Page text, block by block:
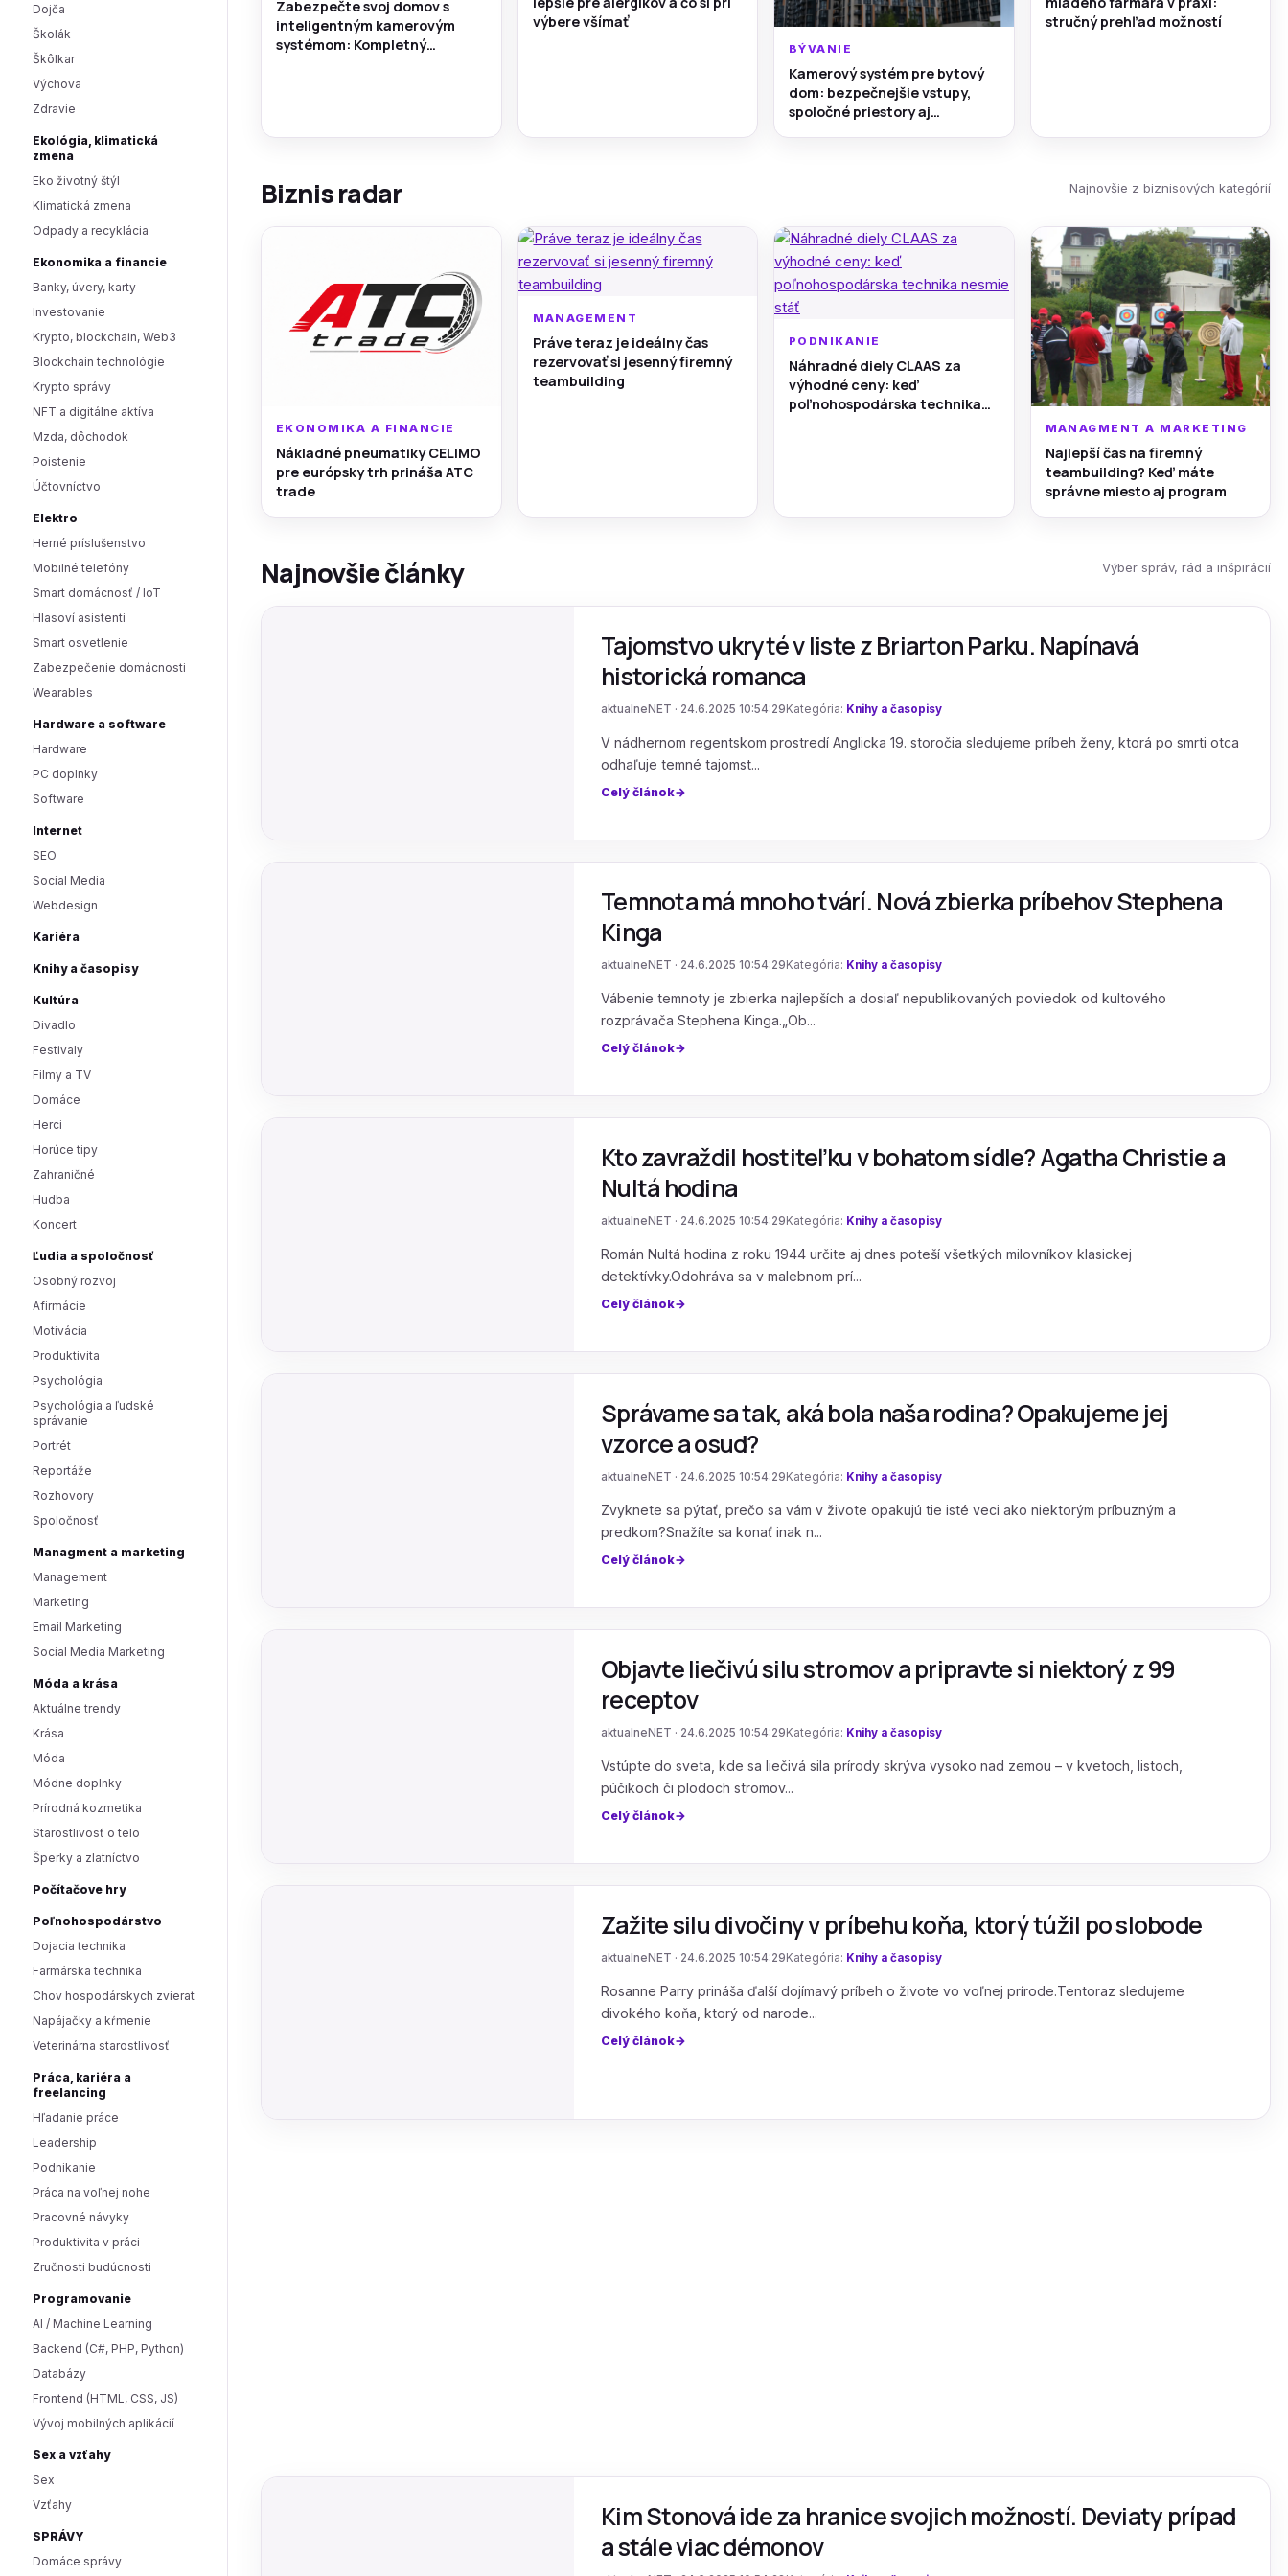
Dojča
Školák
Škôlkar
Výchova
Zdravie
Ekológia, klimatická
zmena
Eko životný štýl
Klimatická zmena
Odpady a recyklácia
Ekonomika a financie
Banky, úvery, karty
Investovanie
Krypto, blockchain, Web3
Blockchain technológie
Krypto správy
NFT a digitálne aktíva
Mzda, dôchodok
Poistenie
Účtovníctvo
Elektro
Herné príslušenstvo
Mobilné telefóny
Smart domácnosť / IoT
Hlasoví asistenti
Smart osvetlenie
Zabezpečenie domácnosti
Wearables
Hardware a software
Hardware
PC doplnky
Software
Internet
SEO
Social Media
Webdesign
Kariéra
Knihy a časopisy
Kultúra
Divadlo
Festivaly
Filmy a TV
Domáce
Herci
Horúce tipy
Zahraničné
Hudba
Koncert
Ľudia a spoločnosť
Osobný rozvoj
Afirmácie
Motivácia
Produktivita
Psychológia
Psychológia a ľudské
správanie
Portrét
Reportáže
Rozhovory
Spoločnosť
Managment a marketing
Management
Marketing
Email Marketing
Social Media Marketing
Móda a krása
Aktuálne trendy
Krása
Móda
Módne doplnky
Prírodná kozmetika
Starostlivosť o telo
Šperky a zlatníctvo
Počítačove hry
Poľnohospodárstvo
Dojacia technika
Farmárska technika
Chov hospodárskych zvierat
Napájačky a kŕmenie
Veterinárna starostlivosť
Práca, kariéra a
freelancing
Hľadanie práce
Leadership
Podnikanie
Práca na voľnej nohe
Pracovné návyky
Produktivita v práci
Zručnosti budúcnosti
Programovanie
AI / Machine Learning
Backend (C#, PHP, Python)
Databázy
Frontend (HTML, CSS, JS)
Vývoj mobilných aplikácií
Sex a vzťahy
Sex
Vzťahy
SPRÁVY
Domáce správy
Zabezpečte svoj domov s
inteligentným kamerovým
systémom: Kompletný
výbere všímať
BÝVANIE
Kamerový systém pre bytový
dom: bezpečnejšie vstupy,
spoločné priestory aj
stručný prehľad možností
Biznis radar Najnovšie z biznisových kategórií
EKONOMIKA A FINANCIE
Nákladné pneumatiky CELIMO
pre európsky trh prináša ATC
trade
MANAGEMENT
Práve teraz je ideálny čas
rezervovať si jesenný firemný
teambuilding
PODNIKANIE
Náhradné diely CLAAS za
výhodné ceny: keď
poľnohospodárska technika
MANAGMENT A MARKETING
Najlepší čas na firemný
teambuilding? Keď máte
správne miesto aj program
Najnovšie články Výber správ, rád a inšpirácií
Tajomstvo ukryté v liste z Briarton Parku. Napínavá
historická romanca
aktualneNET · 24.6.2025 10:54:29 Kategória: Knihy a časopisy
V nádhernom regentskom prostredí Anglicka 19. storočia sledujeme príbeh ženy, ktorá po smrti otca
odhaľuje temné tajomst...
Celý článok
Temnota má mnoho tvárí. Nová zbierka príbehov Stephena
Kinga
aktualneNET · 24.6.2025 10:54:29 Kategória: Knihy a časopisy
Vábenie temnoty je zbierka najlepších a dosiaľ nepublikovaných poviedok od kultového
rozprávača Stephena Kinga.„Ob...
Celý článok
Kto zavraždil hostiteľku v bohatom sídle? Agatha Christie a
Nultá hodina
aktualneNET · 24.6.2025 10:54:29 Kategória: Knihy a časopisy
Román Nultá hodina z roku 1944 určite aj dnes poteší všetkých milovníkov klasickej
detektívky.Odohráva sa v malebnom prí...
Celý článok
Správame sa tak, aká bola naša rodina? Opakujeme jej
vzorce a osud?
aktualneNET · 24.6.2025 10:54:29 Kategória: Knihy a časopisy
Zvyknete sa pýtať, prečo sa vám v živote opakujú tie isté veci ako niektorým príbuzným a
predkom?Snažíte sa konať inak n...
Celý článok
Objavte liečivú silu stromov a pripravte si niektorý z 99
receptov
aktualneNET · 24.6.2025 10:54:29 Kategória: Knihy a časopisy
Vstúpte do sveta, kde sa liečivá sila prírody skrýva vysoko nad zemou – v kvetoch, listoch,
púčikoch či plodoch stromov...
Celý článok
Zažite silu divočiny v príbehu koňa, ktorý túžil po slobode
aktualneNET · 24.6.2025 10:54:29 Kategória: Knihy a časopisy
Rosanne Parry prináša ďalší dojímavý príbeh o živote vo voľnej prírode.Tentoraz sledujeme
divokého koňa, ktorý od narode...
Celý článok
Kim Stonová ide za hranice svojich možností. Deviaty prípad
a stále viac démonov